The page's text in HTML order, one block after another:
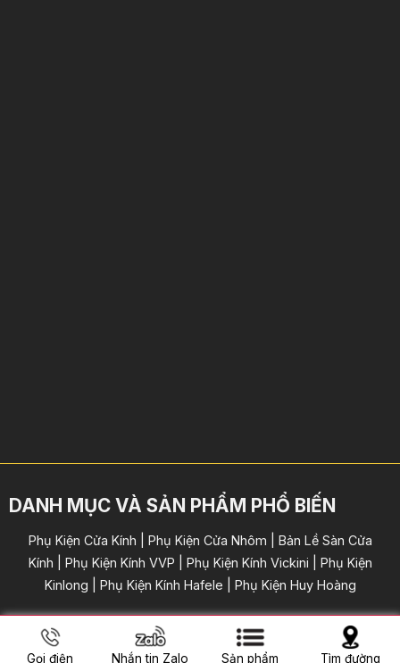
DANH MỤC VÀ SẢN PHẨM PHỔ BIẾN
Phụ Kiện Cửa Kính | Phụ Kiện Cửa Nhôm | Bản Lề Sàn Cửa
Kính | Phụ Kiện Kính VVP | Phụ Kiện Kính Vickini | Phụ Kiện
Kinlong | Phụ Kiện Kính Hafele | Phụ Kiện Huy Hoàng
Copyright 2024 © by KHOACUAKINH . All rights reserved.
Gọi điện Nhắn tin Zalo Sản phẩm Tìm đường